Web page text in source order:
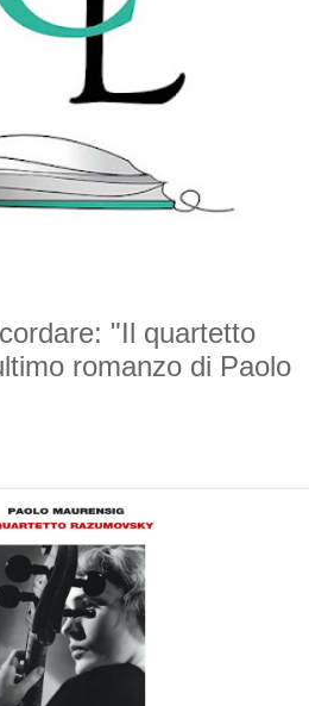
"Il quartetto
romanzo di Paolo